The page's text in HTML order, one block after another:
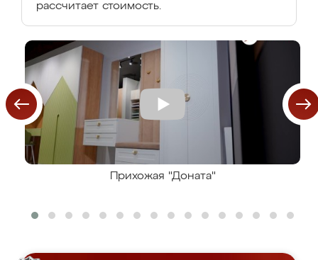
рассчитает стоимость.
Прихожая "Доната"